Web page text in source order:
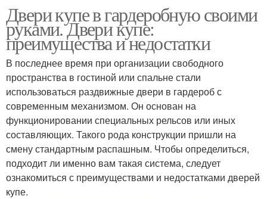
Двери купе в гардеробную своими
руками. Двери купе:
преимущества и недостатки
В последнее время при организации свободного
пространства в гостиной или спальне стали
использоваться раздвижные двери в гардероб с
современным механизмом. Он основан на
функционировании специальных рельсов или иных
составляющих. Такого рода конструкции пришли на
смену стандартным распашным. Чтобы определиться,
подходит ли именно вам такая система, следует
ознакомиться с преимуществами и недостатками дверей
купе.